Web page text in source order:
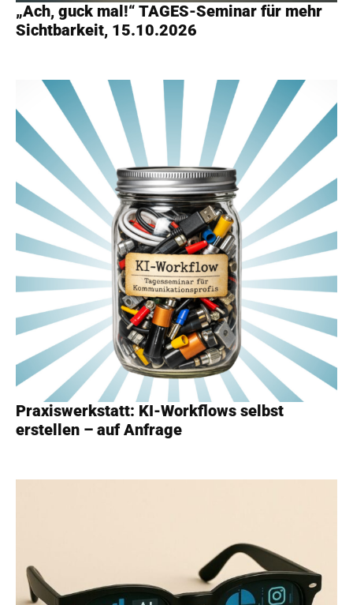
„Ach, guck mal!“ TAGES-Seminar für mehr
Sichtbarkeit, 15.10.2026
Praxiswerkstatt: KI-Workflows selbst
erstellen – auf Anfrage